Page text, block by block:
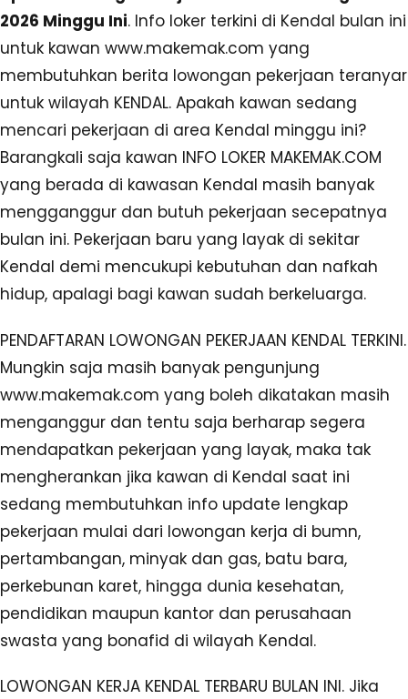
2026 Minggu Ini. Info loker terkini di Kendal bulan ini
untuk kawan www.makemak.com yang
membutuhkan berita lowongan pekerjaan teranyar
untuk wilayah KENDAL. Apakah kawan sedang
mencari pekerjaan di area Kendal minggu ini?
Barangkali saja kawan INFO LOKER MAKEMAK.COM
yang berada di kawasan Kendal masih banyak
mengganggur dan butuh pekerjaan secepatnya
bulan ini. Pekerjaan baru yang layak di sekitar
Kendal demi mencukupi kebutuhan dan nafkah
hidup, apalagi bagi kawan sudah berkeluarga.
PENDAFTARAN LOWONGAN PEKERJAAN KENDAL TERKINI.
Mungkin saja masih banyak pengunjung
www.makemak.com yang boleh dikatakan masih
menganggur dan tentu saja berharap segera
mendapatkan pekerjaan yang layak, maka tak
mengherankan jika kawan di Kendal saat ini
sedang membutuhkan info update lengkap
pekerjaan mulai dari lowongan kerja di bumn,
pertambangan, minyak dan gas, batu bara,
perkebunan karet, hingga dunia kesehatan,
pendidikan maupun kantor dan perusahaan
swasta yang bonafid di wilayah Kendal.
LOWONGAN KERJA KENDAL TERBARU BULAN INI. Jika